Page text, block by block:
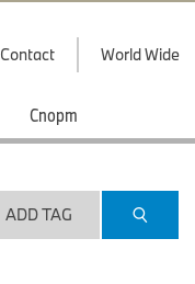
Contact World Wide
Спорт
ADD TAG